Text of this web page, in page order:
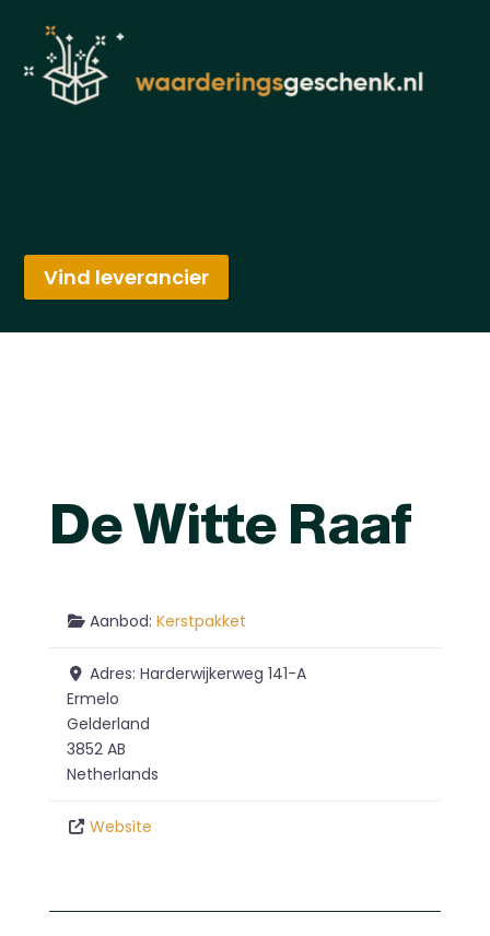
Vind leverancier
De Witte Raaf
Aanbod:Kerstpakket
Adres:Harderwijkerweg 141-A
Ermelo
Gelderland
3852 AB
Netherlands
Website